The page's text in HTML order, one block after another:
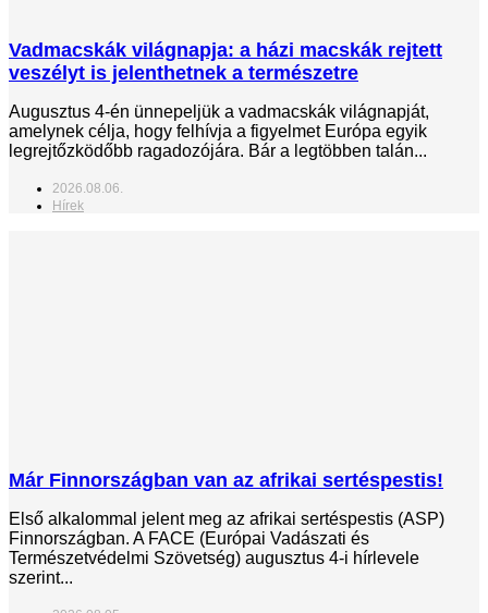
Vadmacskák világnapja: a házi macskák rejtett
veszélyt is jelenthetnek a természetre
Augusztus 4-én ünnepeljük a vadmacskák világnapját,
amelynek célja, hogy felhívja a figyelmet Európa egyik
legrejtőzködőbb ragadozójára. Bár a legtöbben talán...
2026.08.06.
Hírek
Már Finnországban van az afrikai sertéspestis!
Első alkalommal jelent meg az afrikai sertéspestis (ASP)
Finnországban. A FACE (Európai Vadászati és
Természetvédelmi Szövetség) augusztus 4-i hírlevele
szerint...